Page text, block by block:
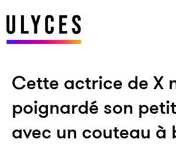
Cette actrice de X
poignardé son
avec un couteau à